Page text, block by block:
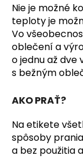
Nie je možné
teploty je
Vo
oblečení a
o jednu až
s bežným
AKO PRAŤ?
Na etikete
spôsoby
a bez použitia
ČIAPKA
TENKÁ
PLOCHÝ
ŠEV
OUTLAST®
-
RUŽOVÁ